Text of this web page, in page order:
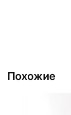
Похожие